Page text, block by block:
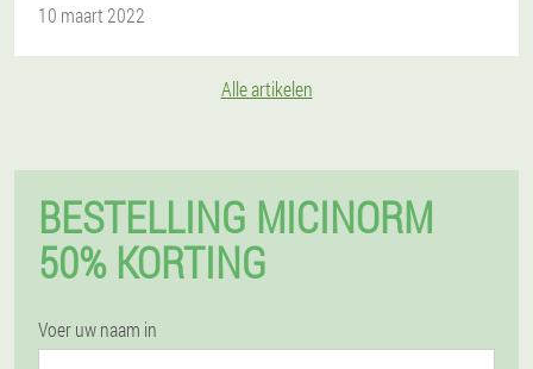
10 maart 2022
Alle artikelen
BESTELLING MICINORM
50% KORTING
Voer uw naam in